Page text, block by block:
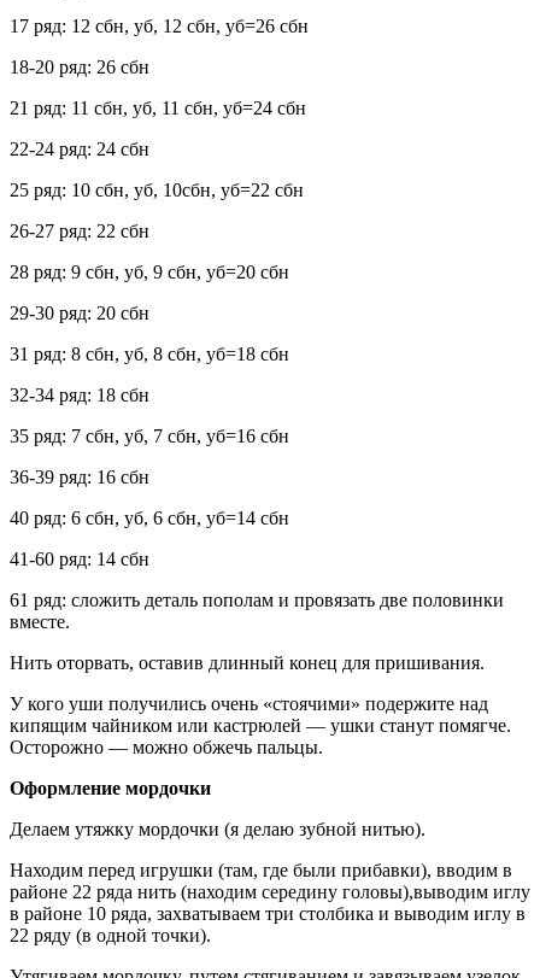
17 ряд: 12 сбн, уб, 12 сбн, уб=26 сбн
18-20 ряд: 26 сбн
21 ряд: 11 сбн, уб, 11 сбн, уб=24 сбн
22-24 ряд: 24 сбн
25 ряд: 10 сбн, уб, 10сбн, уб=22 сбн
26-27 ряд: 22 сбн
28 ряд: 9 сбн, уб, 9 сбн, уб=20 сбн
29-30 ряд: 20 сбн
31 ряд: 8 сбн, уб, 8 сбн, уб=18 сбн
32-34 ряд: 18 сбн
35 ряд: 7 сбн, уб, 7 сбн, уб=16 сбн
36-39 ряд: 16 сбн
40 ряд: 6 сбн, уб, 6 сбн, уб=14 сбн
41-60 ряд: 14 сбн
61 ряд: сложить деталь пополам и провязать две половинки
вместе.
Нить оторвать, оставив длинный конец для пришивания.
У кого уши получились очень «стоячими» подержите над
кипящим чайником или кастрюлей — ушки станут помягче.
Осторожно — можно обжечь пальцы.
Оформление мордочки
Делаем утяжку мордочки (я делаю зубной нитью).
Находим перед игрушки (там, где были прибавки), вводим в
районе 22 ряда нить (находим середину головы),выводим иглу
в районе 10 ряда, захватываем три столбика и выводим иглу в
22 ряду (в одной точки).